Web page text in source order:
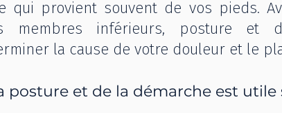
qui provient souvent de vos pieds.
membres inférieurs, posture et
la cause de votre douleur et le
posture et de la démarche est utile